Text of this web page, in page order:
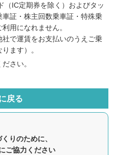
IC定期券を除く）およびタッ
証・株主回数乗車証・特殊乗
用になれません。
で運賃をお支払いのうえご乗
ます）。
さい。
戻る
りのために、
ご協力ください